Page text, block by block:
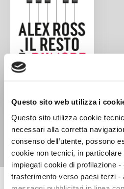
Questo sito web utilizza i
Questo sito utilizza cookie
necessari alla corretta
consenso dell’utente, possono
cookie non tecnici, in
impiegati cookie di profilazione
trasferimento verso paesi terzi -
Il resto è rumore.
Ascoltando il XX secolo
Alex Ross